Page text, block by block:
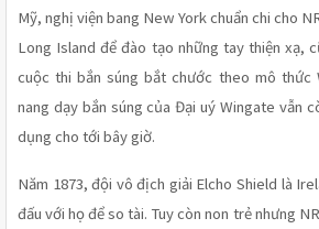
Mỹ, nghị viện bang New York chuẩn chi cho
Long Island để đào tạo những tay thiện xạ,
cuộc thi bắn súng bắt chước theo mô thức
nang dạy bắn súng của Đại uý Wingate vẫn
dụng cho tới bây giờ.
Năm 1873, đội vô địch giải Elcho Shield là
đấu với họ để so tài. Tuy còn non trẻ nhưng